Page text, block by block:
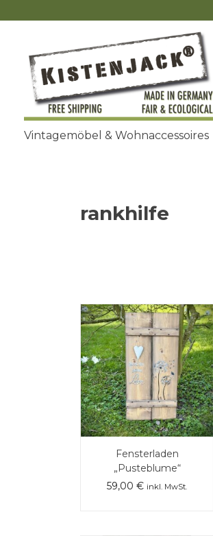
Inhalt
Vintagemöbel & Wohnaccessoires
rankhilfe
Fensterladen
„Pusteblume“
59,00 € inkl. MwSt.